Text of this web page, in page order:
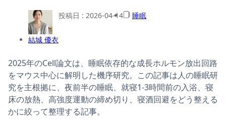
結城 優衣
投稿日 : 2026-04-14 睡眠
2025年のCell論文は、睡眠依存的な成長ホルモン放出回路
をマウス中心に解明した機序研究。この記事は人の睡眠研
究を主根拠に、夜前半の睡眠、就寝1-3時間前の入浴、寝
床の放熱、高強度運動の締め切り、寝酒回避をどう整える
かに絞って整理する記事。